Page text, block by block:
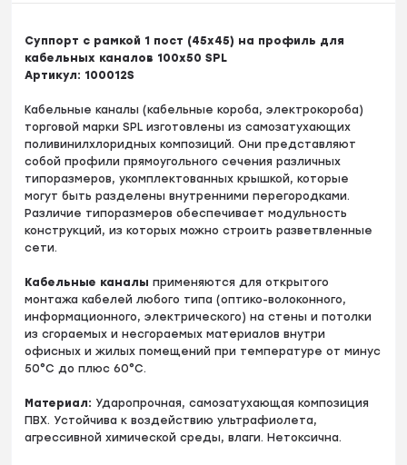
Суппорт с рамкой 1 пост (45х45) на профиль для
кабельных каналов 100х50 SPL
Артикул: 100012S
Кабельные каналы (кабельные короба, электрокороба)
торговой марки SPL изготовлены из самозатухающих
поливинилхлоридных композиций. Они представляют
собой профили прямоугольного сечения различных
типоразмеров, укомплектованных крышкой, которые
могут быть разделены внутренними перегородками.
Различие типоразмеров обеспечивает модульность
конструкций, из которых можно строить разветвленные
сети.
Кабельные каналыприменяются для открытого
монтажа кабелей любого типа (оптико-волоконного,
информационного, электрического) на стены и потолки
из сгораемых и несгораемых материалов внутри
офисных и жилых помещений при температуре от минус
50°С до плюс 60°С.
Материал: Ударопрочная, самозатухающая композиция
ПВХ. Устойчива к воздействию ультрафиолета,
агрессивной химической среды, влаги. Нетоксична.